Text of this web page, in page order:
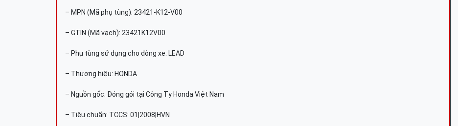
– MPN (Mã phụ tùng): 23421-K12-V00
– GTIN (Mã vạch): 23421K12V00
– Phụ tùng sử dụng cho dòng xe: LEAD
– Thương hiệu: HONDA
– Nguồn gốc: Đóng gói tại Công Ty Honda Việt Nam
– Tiêu chuẩn: TCCS: 01|2008|HVN